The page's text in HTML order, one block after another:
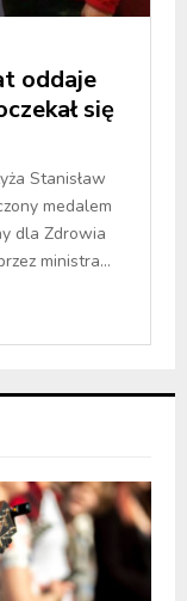
oddaje
się
Stanisław
medalem
dla Zdrowia
ministra...